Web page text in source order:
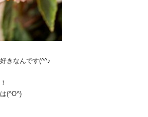
きなんです(^^♪
(^O^)